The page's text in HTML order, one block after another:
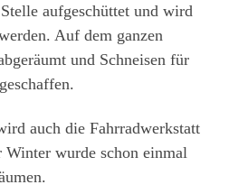
aufgeschüttet und wird
Auf dem ganzen
und Schneisen für
auch die Fahrradwerkstatt
wurde schon einmal